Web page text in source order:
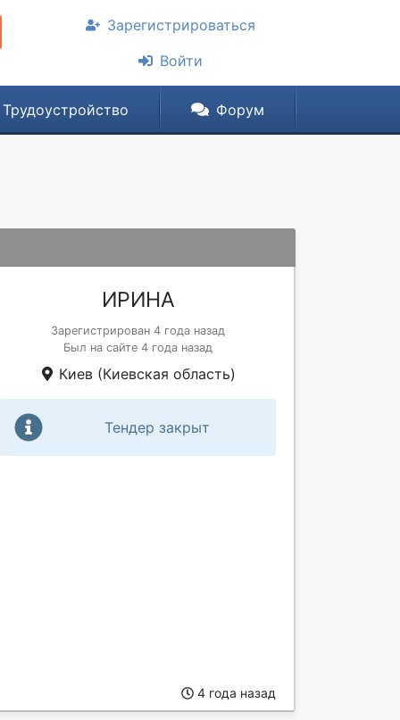
Зарегистрироваться
Войти
Трудоустройство Форум
ИРИНА
Зарегистрирован 4 года назад
Был на сайте 4 года назад
Киев (Киевская область)
Тендер закрыт
4 года назад